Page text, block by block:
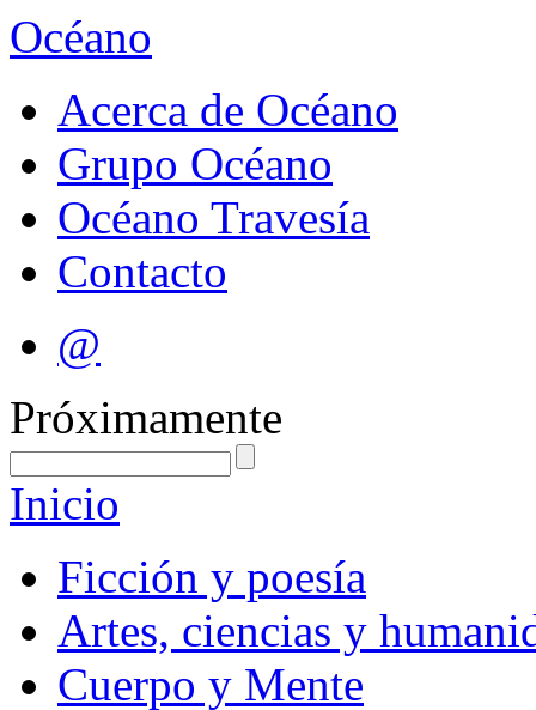
Océano
Acerca de Océano
Grupo Océano
Océano Travesía
Contacto
@
Próximamente
Inicio
Ficción y poesía
Artes, ciencias y
Cuerpo y Mente